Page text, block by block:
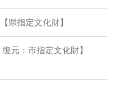
県指定文化財】
元：市指定文化財】